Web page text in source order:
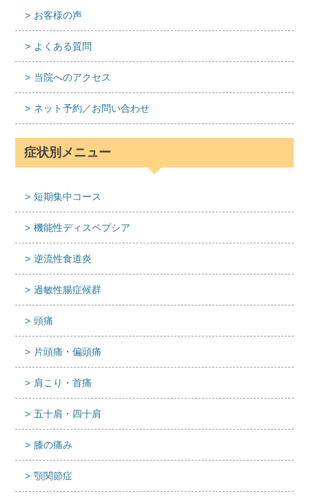
お客様の声
よくある質問
当院へのアクセス
ネット予約／お問い合わせ
症状別メニュー
短期集中コース
機能性ディスペプシア
逆流性食道炎
過敏性腸症候群
頭痛
片頭痛・偏頭痛
肩こり・首痛
五十肩・四十肩
膝の痛み
顎関節症